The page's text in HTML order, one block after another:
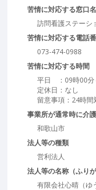
苦情に対応する窓口
訪問看護ステーシ
苦情に対応する電話
073-474-0988
苦情に対応する時間
平日 ：09時00分
定休日：なし
留意事項：24時間
事業所が通常時に介
和歌山市
法人等の種類
営利法人
法人等の名称（ふりが
有限会社心晴（ゆ